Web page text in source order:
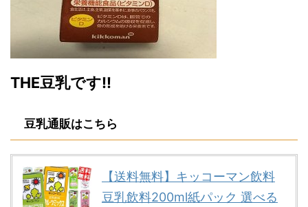
THE豆乳です!!
豆乳通販はこちら
【送料無料】キッコーマン飲料
豆乳飲料200ml紙パック 選べる